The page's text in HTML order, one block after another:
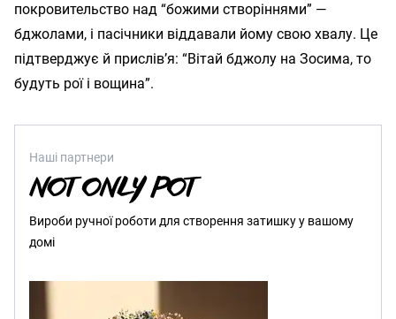
покровительство над “божими створіннями” —
бджолами, і пасічники віддавали йому свою хвалу. Це
підтверджує й прислів’я: “Вітай бджолу на Зосима, то
будуть рої і вощина”.
Наші партнери
Вироби ручної роботи для створення затишку у вашому
домі